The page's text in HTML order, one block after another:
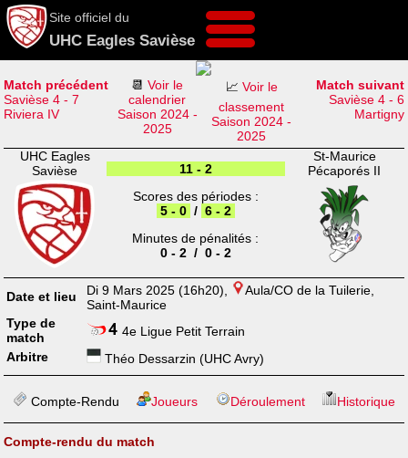
Site officiel du
UHC Eagles Savièse
Match précédent
Savièse 4 - 7
Riviera IV
📆Voir le
calendrier
Saison 2024 -
2025
📈 Voir le
classement
Saison 2024 -
2025
Match suivant
Savièse 4 - 6
Martigny
UHC Eagles
Savièse
11 - 2
Scores des périodes :
5 - 0 / 6 - 2
Minutes de pénalités :
0 - 2 / 0 - 2
St-Maurice
Pécaporés II
Date et lieu Di 9 Mars 2025 (16h20),
Aula/CO de la Tuilerie,
Saint-Maurice
Type de
match
4e Ligue Petit Terrain
Arbitre
Théo Dessarzin (UHC Avry)
Compte-Rendu Joueurs Déroulement Historique
Compte-rendu du match